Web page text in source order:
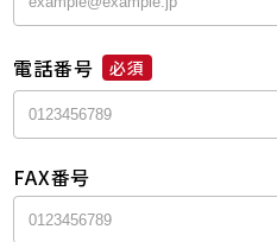
電話番号 必須
FAX番号